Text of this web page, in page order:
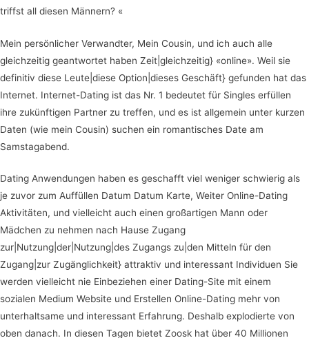
triffst all diesen Männern? «
Mein persönlicher Verwandter, Mein Cousin, und ich auch alle
gleichzeitig geantwortet haben Zeit|gleichzeitig} «online». Weil sie
definitiv diese Leute|diese Option|dieses Geschäft} gefunden hat das
Internet. Internet-Dating ist das Nr. 1 bedeutet für Singles erfüllen
ihre zukünftigen Partner zu treffen, und es ist allgemein unter kurzen
Daten (wie mein Cousin) suchen ein romantisches Date am
Samstagabend.
Dating Anwendungen haben es geschafft viel weniger schwierig als
je zuvor zum Auffüllen Datum Datum Karte, Weiter Online-Dating
Aktivitäten, und vielleicht auch einen großartigen Mann oder
Mädchen zu nehmen nach Hause Zugang
zur|Nutzung|der|Nutzung|des Zugangs zu|den Mitteln für den
Zugang|zur Zugänglichkeit} attraktiv und interessant Individuen Sie
werden vielleicht nie Einbeziehen einer Dating-Site mit einem
sozialen Medium Website und Erstellen Online-Dating mehr von
unterhaltsame und interessant Erfahrung. Deshalb explodierte von
oben danach. In diesen Tagen bietet Zoosk hat über 40 Millionen